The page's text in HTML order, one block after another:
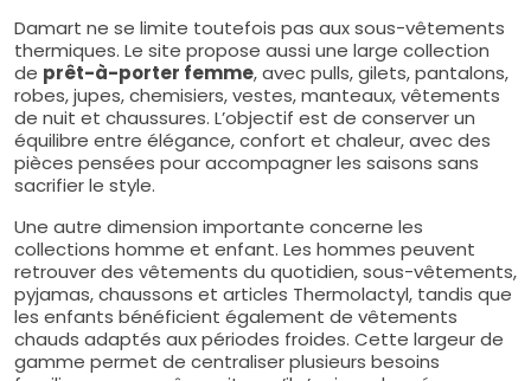
Damart ne se limite toutefois pas aux sous-vêtements
thermiques. Le site propose aussi une large collection
de prêt-à-porter femme, avec pulls, gilets, pantalons,
robes, jupes, chemisiers, vestes, manteaux, vêtements
de nuit et chaussures. L’objectif est de conserver un
équilibre entre élégance, confort et chaleur, avec des
pièces pensées pour accompagner les saisons sans
sacrifier le style.
Une autre dimension importante concerne les
collections homme et enfant. Les hommes peuvent
retrouver des vêtements du quotidien, sous-vêtements,
pyjamas, chaussons et articles Thermolactyl, tandis que
les enfants bénéficient également de vêtements
chauds adaptés aux périodes froides. Cette largeur de
gamme permet de centraliser plusieurs besoins